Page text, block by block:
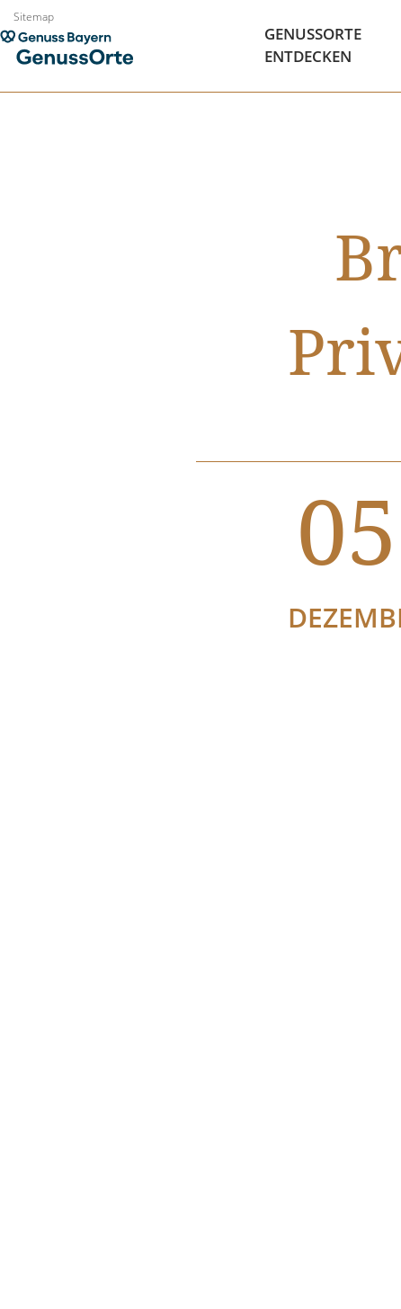
Zum
Inhalt
springen
Sitemap
GENUSSORTE
ENTDECKEN